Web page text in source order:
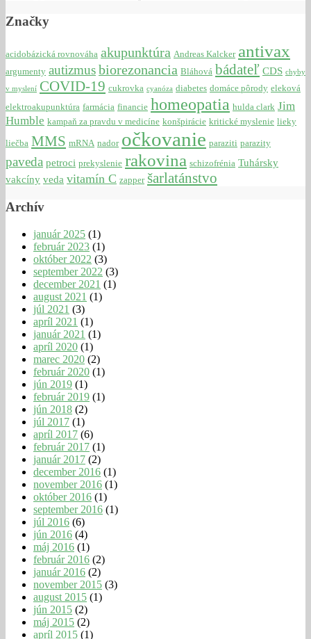
Značky
acidobázická rovnováha akupunktúra Andreas Kalcker antivax
argumenty autizmusbiorezonancia Bláhová bádateľ CDS chyby
v myslení COVID-19 cukrovka cyanóza diabetes domáce pôrody eleková
elektroakupunktúra farmácia financie homeopatia hulda clark Jim
Humble kampaň za pravdu v medicíne konšpirácie kritické myslenie lieky
liečba MMS mRNA nador očkovanie paraziti parazity
paveda petroci prekyslenie rakovina schizofrénia Tuhársky
vakcíny veda vitamín C zapper šarlatánstvo
Archív
január 2025 (1)
február 2023 (1)
október 2022 (3)
september 2022 (3)
december 2021 (1)
august 2021 (1)
júl 2021 (3)
apríl 2021 (1)
január 2021 (1)
apríl 2020 (1)
marec 2020 (2)
február 2020 (1)
jún 2019 (1)
február 2019 (1)
jún 2018 (2)
júl 2017 (1)
apríl 2017 (6)
február 2017 (1)
január 2017 (2)
december 2016 (1)
november 2016 (1)
október 2016 (1)
september 2016 (1)
júl 2016 (6)
jún 2016 (4)
máj 2016 (1)
február 2016 (2)
január 2016 (2)
november 2015 (3)
august 2015 (1)
jún 2015 (2)
máj 2015 (2)
apríl 2015 (1)